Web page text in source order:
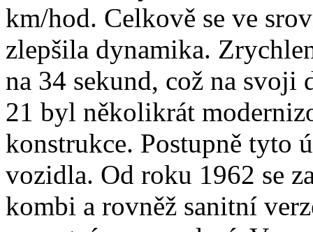
km/hod. Celkově se ve
zlepšila dynamika.
na 34 sekund, což na svoji
21 byl několikrát
konstrukce. Postupně tyto
vozidla. Od roku 1962 se
kombi a rovněž sanitní